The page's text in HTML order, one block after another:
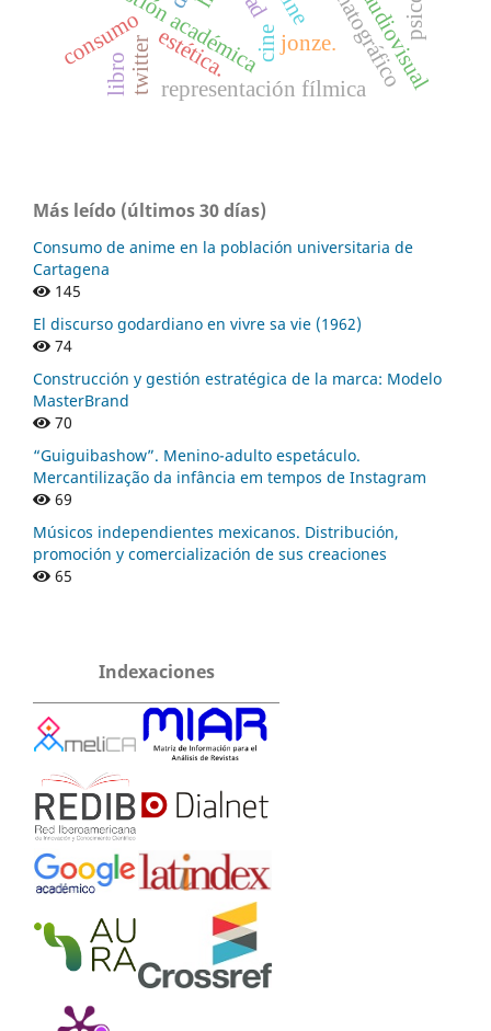
cine
gestión académica
representación fílmica
estética.
consumo jonze.
twitter
libro
Más leído (últimos 30 días)
Consumo de anime en la población universitaria de
Cartagena
145
El discurso godardiano en vivre sa vie (1962)
74
Construcción y gestión estratégica de la marca: Modelo
MasterBrand
70
“Guiguibashow”. Menino-adulto espetáculo.
Mercantilização da infância em tempos de Instagram
69
Músicos independientes mexicanos. Distribución,
promoción y comercialización de sus creaciones
65
Indexaciones